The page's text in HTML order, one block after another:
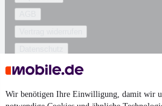
Wir benötigen Ihre Einwilligung, damit wir
Datenschutzeinstellungen
Report Security Vulnerability (English)